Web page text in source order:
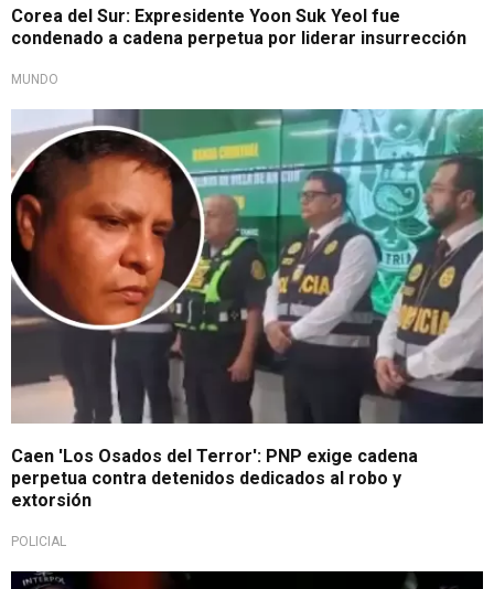
Corea del Sur: Expresidente Yoon Suk Yeol fue
condenado a cadena perpetua por liderar insurrección
MUNDO
Siete detenidos
Caen 'Los Osados del Terror': PNP exige cadena
perpetua contra detenidos dedicados al robo y
extorsión
POLICIAL